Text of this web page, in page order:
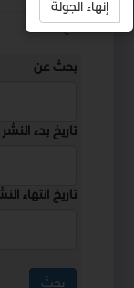
استمع
بحث عن
تاريخ بدء النشر
تاريخ انتهاء النشر
إنهاء الجولة